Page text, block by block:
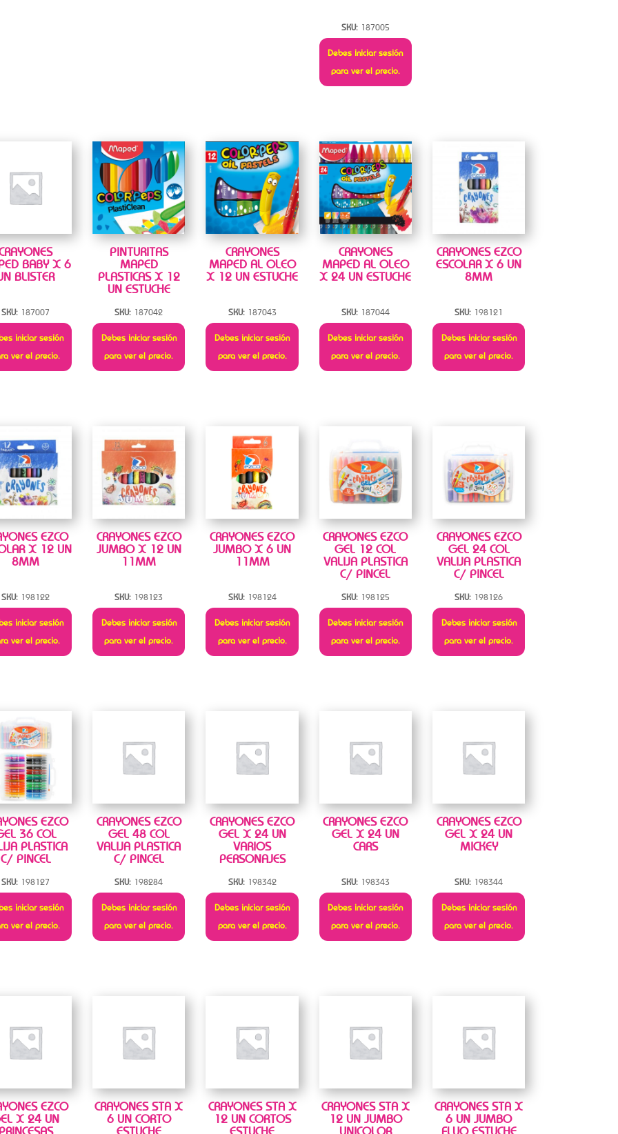
SKU: 187005
Debes iniciar sesión
para ver el precio.
BABY X 6
BLISTER
SKU: 187007
iniciar sesión
ver el precio.
PINTURITAS
MAPED
PLASTICAS X 12
UN ESTUCHE
SKU: 187042
Debes iniciar sesión
para ver el precio.
CRAYONES
MAPED AL OLEO
X 12 UN ESTUCHE
SKU: 187043
Debes iniciar sesión
para ver el precio.
CRAYONES
MAPED AL OLEO
X 24 UN ESTUCHE
SKU: 187044
Debes iniciar sesión
para ver el precio.
CRAYONES EZCO
ESCOLAR X 6 UN
8MM
SKU: 198121
Debes iniciar sesión
para ver el precio.
EZCO
X 12 UN
8MM
SKU: 198122
iniciar sesión
ver el precio.
CRAYONES EZCO
JUMBO X 12 UN
11MM
SKU: 198123
Debes iniciar sesión
para ver el precio.
CRAYONES EZCO
JUMBO X 6 UN
11MM
SKU: 198124
Debes iniciar sesión
para ver el precio.
CRAYONES EZCO
GEL 12 COL
VALIJA PLASTICA
C/ PINCEL
SKU: 198125
Debes iniciar sesión
para ver el precio.
CRAYONES EZCO
GEL 24 COL
VALIJA PLASTICA
C/ PINCEL
SKU: 198126
Debes iniciar sesión
para ver el precio.
EZCO
36 COL
PLASTICA
C/ PINCEL
SKU: 198127
iniciar sesión
ver el precio.
CRAYONES EZCO
GEL 48 COL
VALIJA PLASTICA
C/ PINCEL
SKU: 198284
Debes iniciar sesión
para ver el precio.
CRAYONES EZCO
GEL X 24 UN
VARIOS
PERSONAJES
SKU: 198342
Debes iniciar sesión
para ver el precio.
CRAYONES EZCO
GEL X 24 UN
CARS
SKU: 198343
Debes iniciar sesión
para ver el precio.
CRAYONES EZCO
GEL X 24 UN
MICKEY
SKU: 198344
Debes iniciar sesión
para ver el precio.
EZCO
X 24 UN
CRAYONES STA X
6 UN CORTO
CRAYONES STA X
12 UN CORTOS
CRAYONES STA X
12 UN JUMBO
CRAYONES STA X
6 UN JUMBO